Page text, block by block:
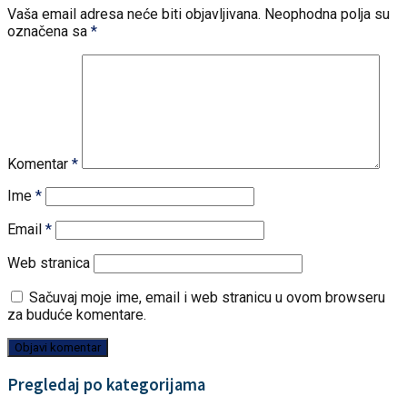
Vaša email adresa neće biti objavljivana. Neophodna polja su
označena sa *
Komentar *
Ime *
Email *
Web stranica
Sačuvaj moje ime, email i web stranicu u ovom browseru
za buduće komentare.
Pregledaj po kategorijama